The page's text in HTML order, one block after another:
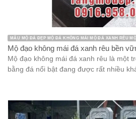
MẪU MỘ ĐÁ ĐẸP MỘ ĐÁ KHÔNG MÁI MỘ ĐÁ XANH RÊU
Mộ đạo không mái đá xanh rêu bền
Mộ đạo không mái đá xanh rêu là một
bằng đá nổi bật đang được rất nhiều